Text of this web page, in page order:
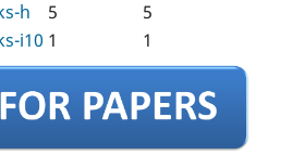
h 5
5
i10 1 1